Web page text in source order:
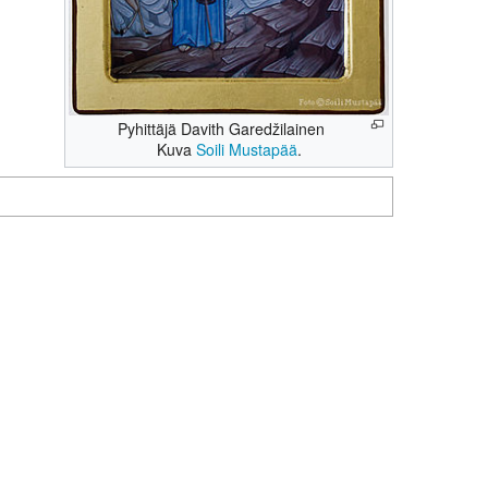
Pyhittäjä Davith Garedžilainen
Kuva Soili Mustapää.